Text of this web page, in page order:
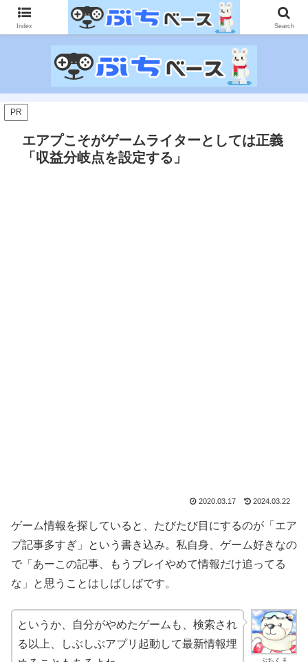
ゲームに課金して得た情報をゲーム記事に仕上げて、収益以上の課金をする無
限機関サイトです。
PR
エアプこそがゲームライターとしては正義
「収益分岐点を設定する」
2020.03.17 2024.03.22
ゲーム情報を探していると、たびたび目にするのが「エア
プ記事多すぎ」という書き込み。私自身、ゲーム好きなの
で「あーこの記事、もうプレイやめて情報だけ追ってる
な」と思うことはしばしばです。
というか、自分がやめたゲームも、検索され
る以上、しぶしぶアプリ起動して最新情報埋
Index Search